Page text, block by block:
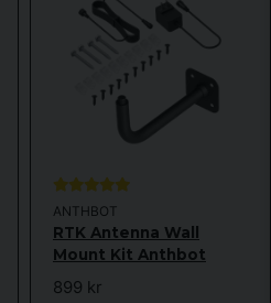
ANTHBOT
RTK Antenna Wall
Mount Kit Anthbot
899 kr